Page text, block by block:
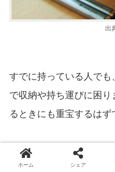
出
すでに持っている人で
で収納や持ち運びに困
るときにも重宝するはず
いつまでも見つめてい
ホーム シェア